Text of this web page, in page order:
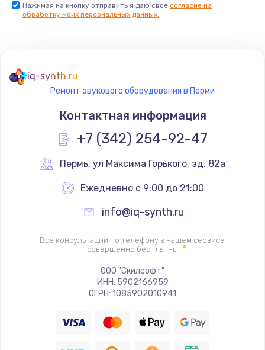
Нажимая на кнопку отправить я даю свое согласие на
обработку моих персональных данных.
iq-synth.ru
Ремонт звукового оборудования в Перми
Контактная информация
+7 (342) 254-92-47
Пермь, ул Максима Горького, зд. 82а
Ежедневно с 9:00 до 21:00
info@iq-synth.ru
Все консультации по телефону в нашем сервисе
совершенно бесплатны
ООО "Скилсофт"
ИНН: 5902166959
ОГРН: 1085902010941